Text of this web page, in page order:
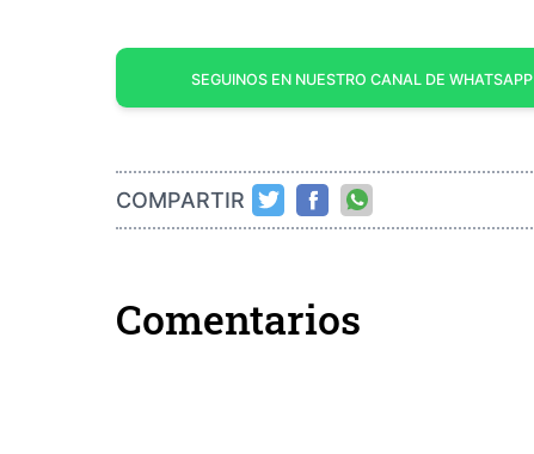
SEGUINOS EN NUESTRO CANAL DE WHATSAPP
COMPARTIR
Comentarios